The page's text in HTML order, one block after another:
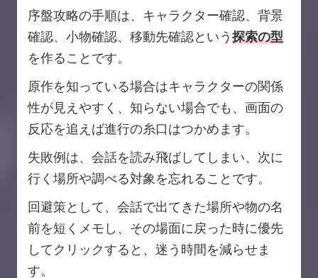
序盤攻略の手順は、キャラクター確認、背景
確認、小物確認、移動先確認という探索の型
を作ることです。
原作を知っている場合はキャラクターの関係
性が見えやすく、知らない場合でも、画面の
反応を追えば進行の糸口はつかめます。
失敗例は、会話を読み飛ばしてしまい、次に
行く場所や調べる対象を忘れることです。
回避策として、会話で出てきた場所や物の名
前を短くメモし、その場面に戻った時に優先
してクリックすると、迷う時間を減らせま
す。